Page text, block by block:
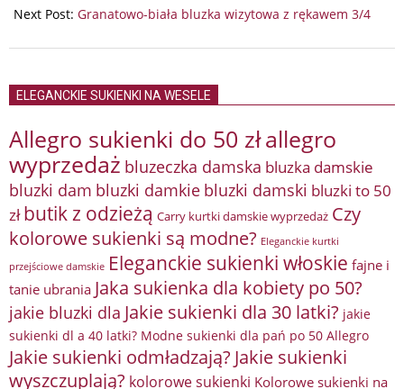
Next Post: Granatowo-biała bluzka wizytowa z rękawem 3/4
ELEGANCKIE SUKIENKI NA WESELE
Allegro sukienki do 50 złallegro
wyprzedaż bluzeczka damska bluzka damskie
bluzki dam bluzki damkie bluzki damski bluzki to 50
zł butik z odzieżą Carry kurtki damskie wyprzedaż Czy
kolorowe sukienki są modne? Eleganckie kurtki
przejściowe damskie Eleganckie sukienki włoskie fajne i
tanie ubrania Jaka sukienka dla kobiety po 50?
jakie bluzki dla Jakie sukienki dla 30 latki? jakie
sukienki dl a 40 latki? Modne sukienki dla pań po 50 Allegro
Jakie sukienki odmładzają? Jakie sukienki
wyszczuplają? kolorowe sukienki Kolorowe sukienki na